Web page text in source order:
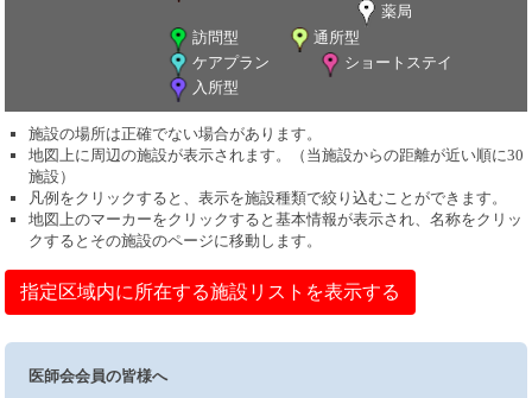
薬局
訪問型
通所型
ケアプラン
ショートステイ
入所型
施設の場所は正確でない場合があります。
地図上に周辺の施設が表示されます。（当施設からの距離が近い順に30
施設）
凡例をクリックすると、表示を施設種類で絞り込むことができます。
地図上のマーカーをクリックすると基本情報が表示され、名称をクリッ
クするとその施設のページに移動します。
指定区域内に所在する施設リストを表示する
医師会会員の皆様へ